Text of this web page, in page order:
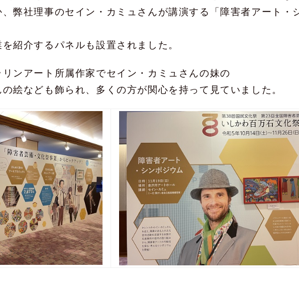
弊社理事のセイン・カミュさんが講演する「障害者アート・
紹介するパネルも設置されました。
ンアート所属作家でセイン・カミュさんの妹の
絵なども飾られ、多くの方が関心を持って見ていました。